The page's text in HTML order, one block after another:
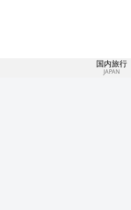
国内旅行
JAPAN